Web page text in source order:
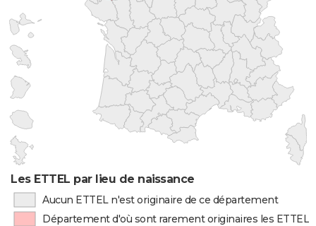
Les ETTEL par lieu de naissance
Aucun ETTEL n'est originaire de ce département
Département d'où sont rarement originaires les ETTEL